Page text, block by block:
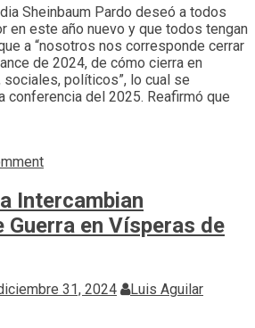
Sheinbaum Pardo deseó a todos
en este año nuevo y que todos tengan
a “nosotros nos corresponde cerrar
de 2024, de cómo cierra en
políticos”, lo cual se
conferencia del 2025. Reafirmó que
Intercambian
Guerra en Vísperas de
31, 2024 Luis Aguilar